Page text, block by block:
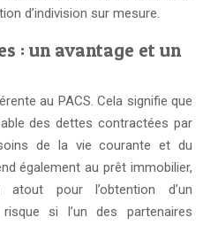
d’indivision sur mesure.
: un avantage et un
au PACS. Cela signifie que
des dettes contractées par
de la vie courante et du
également au prêt immobilier,
pour l’obtention d’un
si l’un des partenaires